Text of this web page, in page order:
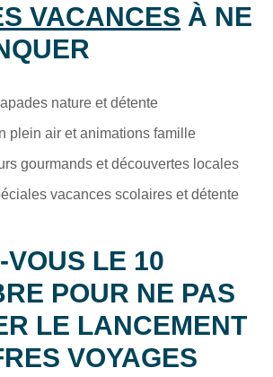
VACANCES À NE
nature et détente
plein air et animations famille
gourmands et découvertes locales
vacances scolaires et détente
VOUS LE 10
POUR NE PAS
LE LANCEMENT
VOYAGES